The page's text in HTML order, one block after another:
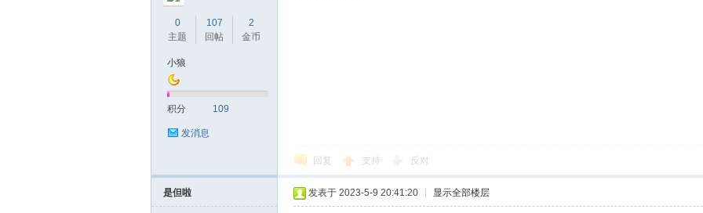
0
主题
107
回帖
2
金币
小狼
积分 109
发消息
回复 支持 反对
是但啦 发表于 2023-5-9 20:41:20 显示全部楼层